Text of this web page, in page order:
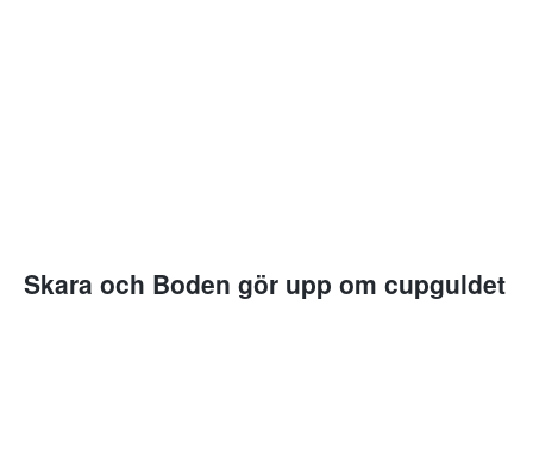
Skara och Boden gör upp om cupguldet